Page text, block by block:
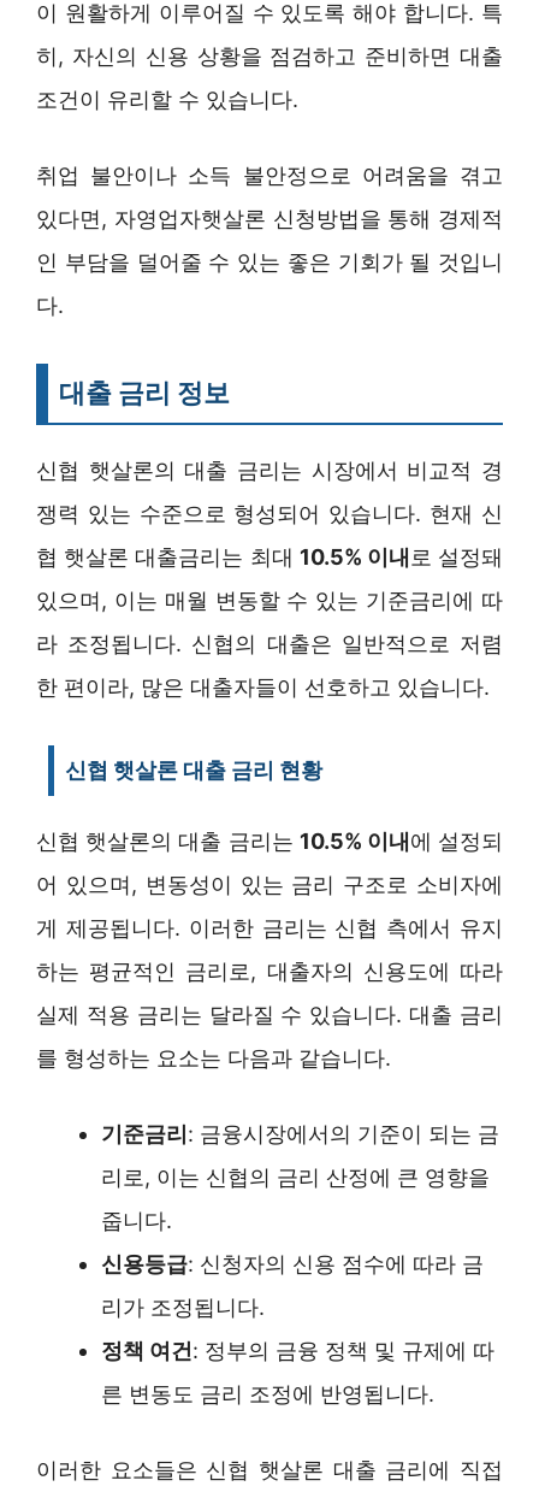
이 원활하게 이루어질 수 있도록 해야 합니다. 특
히, 자신의 신용 상황을 점검하고 준비하면 대출
조건이 유리할 수 있습니다.
취업 불안이나 소득 불안정으로 어려움을 겪고
있다면, 자영업자햇살론 신청방법을 통해 경제적
인 부담을 덜어줄 수 있는 좋은 기회가 될 것입니
다.
대출 금리 정보
신협 햇살론의 대출 금리는 시장에서 비교적 경
쟁력 있는 수준으로 형성되어 있습니다. 현재 신
협 햇살론 대출금리는 최대 10.5% 이내 로 설정돼
있으며, 이는 매월 변동할 수 있는 기준금리에 따
라 조정됩니다. 신협의 대출은 일반적으로 저렴
한 편이라, 많은 대출자들이 선호하고 있습니다.
신협 햇살론 대출 금리 현황
신협 햇살론의 대출 금리는 10.5% 이내에 설정되
어 있으며, 변동성이 있는 금리 구조로 소비자에
게 제공됩니다. 이러한 금리는 신협 측에서 유지
하는 평균적인 금리로, 대출자의 신용도에 따라
실제 적용 금리는 달라질 수 있습니다. 대출 금리
를 형성하는 요소는 다음과 같습니다.
기준금리: 금융시장에서의 기준이 되는 금
리로, 이는 신협의 금리 산정에 큰 영향을
줍니다.
신용등급: 신청자의 신용 점수에 따라 금
리가 조정됩니다.
정책 여건: 정부의 금융 정책 및 규제에 따
른 변동도 금리 조정에 반영됩니다.
이러한 요소들은 신협 햇살론 대출 금리에 직접